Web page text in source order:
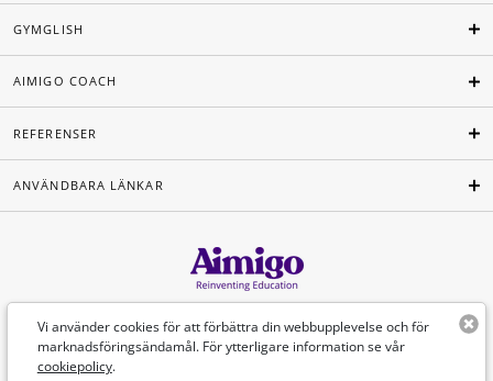
Vi använder cookies för att förbättra din webbupplevelse och för
marknadsföringsändamål. För ytterligare information se vår
cookiepolicy.
GYMGLISH
AIMIGO COACH
REFERENSER
ANVÄNDBARA LÄNKAR
Svenska